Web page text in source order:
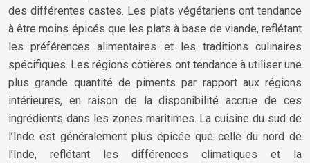
des différentes castes. Les plats végétariens ont tendance
à être moins épicés que les plats à base de viande, reflétant
les préférences alimentaires et les traditions culinaires
spécifiques. Les régions côtières ont tendance à utiliser une
plus grande quantité de piments par rapport aux régions
intérieures, en raison de la disponibilité accrue de ces
ingrédients dans les zones maritimes. La cuisine du sud de
l’Inde est généralement plus épicée que celle du nord de
l’Inde, reflétant les différences climatiques et la